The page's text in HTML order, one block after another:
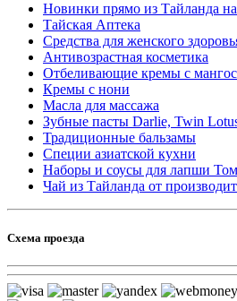
Новинки прямо из Тайланда на
Тайская Аптека
Средства для женского
Антивозрастная косметика
Отбеливающие кремы с
Кремы с нони
Масла для массажа
Зубные пасты Darlie, Twin
Традиционные бальзамы
Специи азиатской кухни
Наборы и соусы для лапши
Чай из Тайланда от
Схема проезда